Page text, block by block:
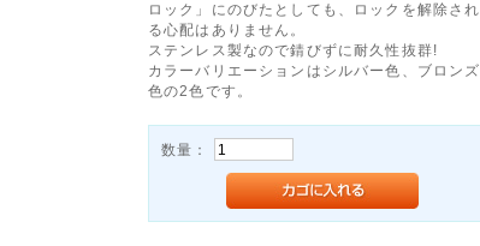
ロック」にのびたとしても、ロックを解除され
る心配はありません。
ステンレス製なので錆びずに耐久性抜群!
カラーバリエーションはシルバー色、ブロンズ
色の2色です。
数量：